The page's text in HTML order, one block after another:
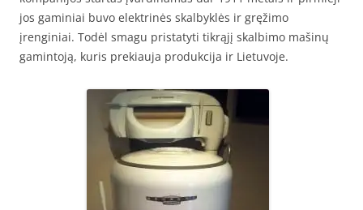
jos gaminiai buvo elektrinės skalbyklės ir gręžimo
įrenginiai. Todėl smagu pristatyti tikrąjį skalbimo mašinų
gamintoją, kuris prekiauja produkcija ir Lietuvoje.